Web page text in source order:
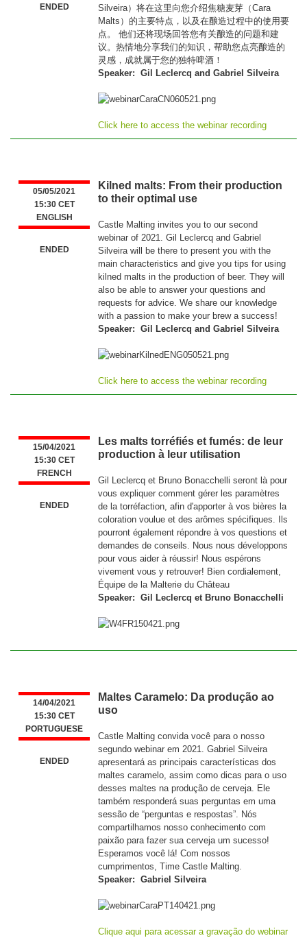
ENDED
Silveira）将在这里向您介绍焦糖麦芽（Cara
Malts）的主要特点，以及在酿造过程中的使用要
点。 他们还将现场回答您有关酿造的问题和建
议。热情地分享我们的知识，帮助您点亮酿造的
灵感，成就属于您的独特啤酒！
Speaker: Gil Leclercq and Gabriel Silveira
Click here to access the webinar recording
05/05/2021
15:30 CET
ENGLISH
ENDED
Kilned malts: From their production
to their optimal use
Castle Malting invites you to our second
webinar of 2021. Gil Leclercq and Gabriel
Silveira will be there to present you with the
main characteristics and give you tips for using
kilned malts in the production of beer. They will
also be able to answer your questions and
requests for advice. We share our knowledge
with a passion to make your brew a success!
Speaker: Gil Leclercq and Gabriel Silveira
Click here to access the webinar recording
15/04/2021
15:30 CET
FRENCH
ENDED
Les malts torréfiés et fumés: de leur
production à leur utilisation
Gil Leclercq et Bruno Bonacchelli seront là pour
vous expliquer comment gérer les paramètres
de la torréfaction, afin d'apporter à vos bières la
coloration voulue et des arômes spécifiques. Ils
pourront également répondre à vos questions et
demandes de conseils. Nous nous développons
pour vous aider à réussir! Nous espérons
vivement vous y retrouver! Bien cordialement,
Équipe de la Malterie du Château
Speaker: Gil Leclercq et Bruno Bonacchelli
14/04/2021
15:30 CET
PORTUGUESE
ENDED
Maltes Caramelo: Da produção ao
uso
Castle Malting convida você para o nosso
segundo webinar em 2021. Gabriel Silveira
apresentará as principais características dos
maltes caramelo, assim como dicas para o uso
desses maltes na produção de cerveja. Ele
também responderá suas perguntas em uma
sessão de “perguntas e respostas”. Nós
compartilhamos nosso conhecimento com
paixão para fazer sua cerveja um sucesso!
Esperamos você lá! Com nossos
cumprimentos, Time Castle Malting.
Speaker: Gabriel Silveira
Clique aqui para acessar a gravação do webinar